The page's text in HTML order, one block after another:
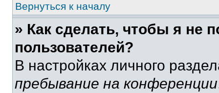
Вернуться к началу
» Как сделать, чтобы я не
пользователей?
В настройках личного
пребывание на конференции